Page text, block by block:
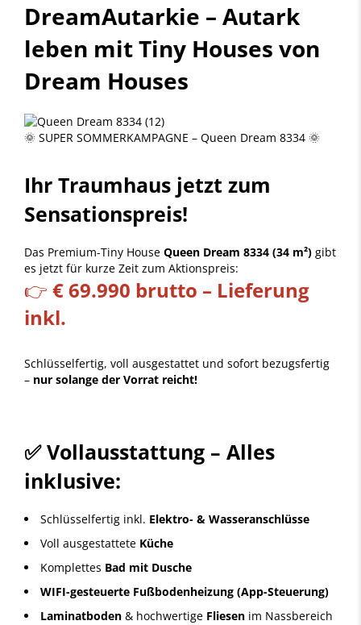
DreamAutarkie – Autark
leben mit Tiny Houses von
Dream Houses
🌞 SUPER SOMMERKAMPAGNE – Queen Dream 8334 🌞
Ihr Traumhaus jetzt zum
Sensationspreis!
Das Premium-Tiny House Queen Dream 8334 (34 m²) gibt
es jetzt für kurze Zeit zum Aktionspreis:
👉 € 69.990 brutto – Lieferung
inkl.
Schlüsselfertig, voll ausgestattet und sofort bezugsfertig
– nur solange der Vorrat reicht!
✅ Vollausstattung – Alles
inklusive:
Schlüsselfertig inkl. Elektro- & Wasseranschlüsse
Voll ausgestattete Küche
Komplettes Bad mit Dusche
WIFI-gesteuerte Fußbodenheizung (App-Steuerung)
Laminatboden & hochwertige Fliesen im Nassbereich